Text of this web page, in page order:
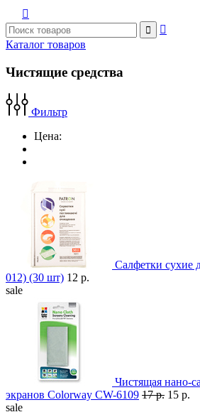



Каталог товаров
Чистящие средства
Фильтр
Цена:
Салфетки сухие
012) (30 шт) 12 р.
sale
Чистящая нано-
экранов Colorway CW-6109 17 р. 15 р.
sale